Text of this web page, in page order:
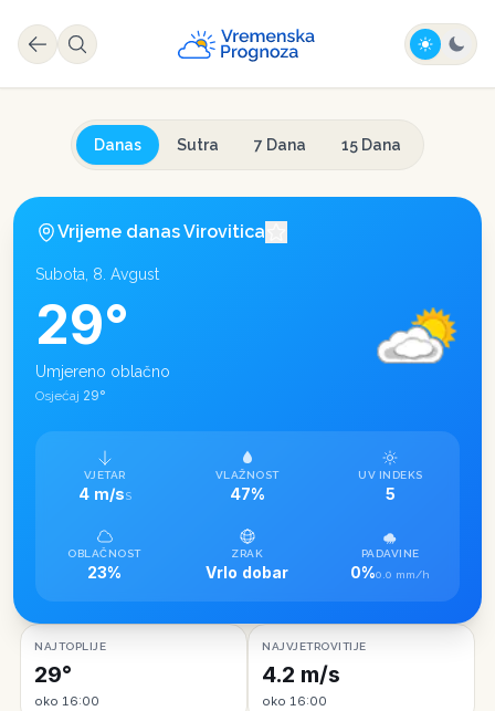
Danas Sutra 7 Dana 15 Dana
Vrijeme danasVirovitica
Subota, 8. Avgust
29°
Umjereno oblačno
Osjećaj 29°
VJETAR
4 m/sS
VLAŽNOST
47%
UV INDEKS
5
OBLAČNOST
23%
ZRAK
Vrlo dobar
PADAVINE
0%0.0 mm/h
NAJTOPLIJE
29°
oko 16:00
NAJVJETROVITIJE
4.2 m/s
oko 16:00